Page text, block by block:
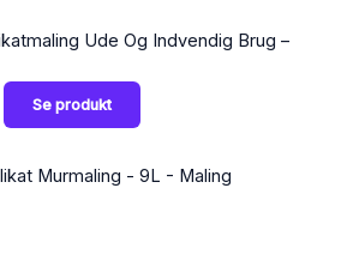
Ude Og Indvendig Brug –
Se produkt